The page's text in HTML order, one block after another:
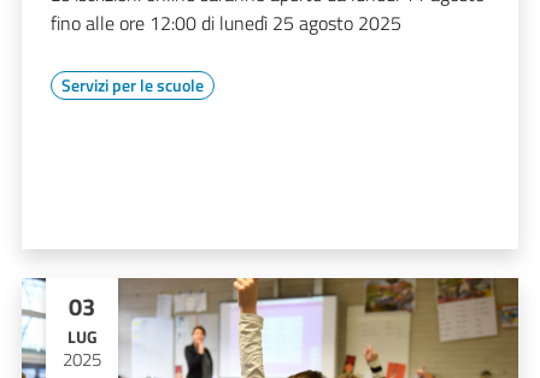
fino alle ore 12:00 di lunedì 25 agosto 2025
Servizi per le scuole
03
LUG
2025